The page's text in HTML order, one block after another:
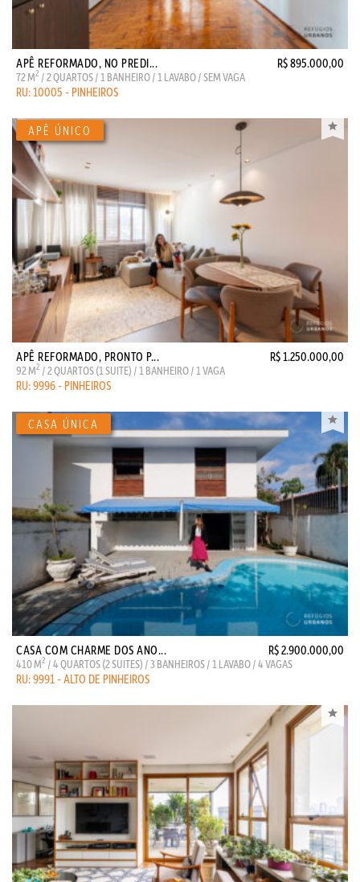
APÊ REFORMADO, NO PREDI... R$ 895.000,00
72 M2 / 2 QUARTOS / 1 BANHEIRO / 1 LAVABO / SEM VAGA
RU: 10005 - PINHEIROS
APÊ REFORMADO, PRONTO P... R$ 1.250.000,00
92 M2 / 2 QUARTOS (1 SUITE) / 1 BANHEIRO / 1 VAGA
RU: 9996 - PINHEIROS
CASA COM CHARME DOS ANO... R$ 2.900.000,00
410 M2 / 4 QUARTOS (2 SUITES) / 3 BANHEIROS / 1 LAVABO / 4 VAGAS
RU: 9991 - ALTO DE PINHEIROS